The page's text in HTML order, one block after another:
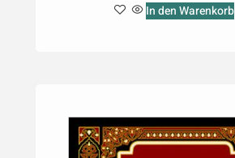
In den Warenkorb